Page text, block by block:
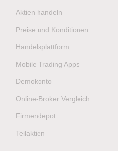
Aktien handeln
Preise und Konditionen
Handelsplattform
Mobile Trading Apps
Demokonto
Online-Broker Vergleich
Firmendepot
Teilaktien